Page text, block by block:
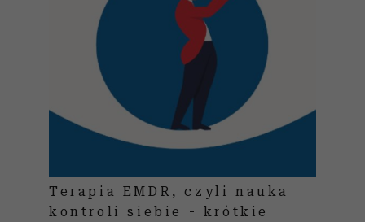
Terapia EMDR, czyli nauka
kontroli siebie - krótkie